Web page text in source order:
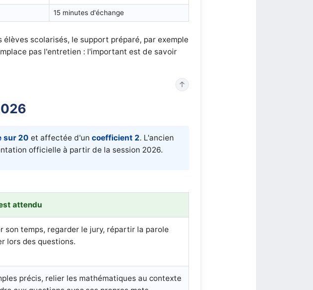
15 minutes d'échange
scolarisés, le support préparé, par exemple
pas l'entretien : l'important est de savoir
↑
sur 20 et affectée d'uncoefficient 2. L'ancien
officielle à partir de la session 2026.
attendu
temps, regarder le jury, répartir la parole
lors des questions.
précis, relier les mathématiques au contexte